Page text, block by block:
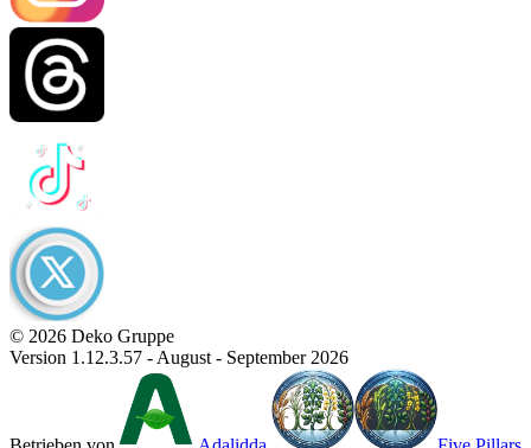
© 2026 Deko Gruppe
Version 1.12.3.57 - August - September 2026